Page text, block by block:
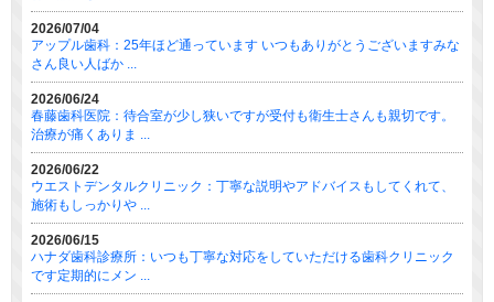
2026/07/04
アップル歯科：25年ほど通っています いつもありがとうございますみな
さん良い人ばか ...
2026/06/24
春藤歯科医院：待合室が少し狭いですが受付も衛生士さんも親切です。
治療が痛くありま ...
2026/06/22
ウエストデンタルクリニック：丁寧な説明やアドバイスもしてくれて、
施術もしっかりや ...
2026/06/15
ハナダ歯科診療所：いつも丁寧な対応をしていただける歯科クリニック
です定期的にメン ...